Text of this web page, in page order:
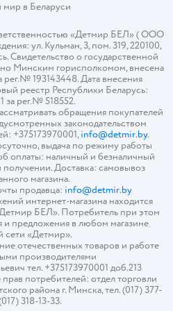
мир в Беларуси
«Детмир БЕЛ» ( ООО
ул. Кульман, 3, пом. 319, 220100,
Свидетельство о государственной
Минским горисполкомом, внесена
рег.№ 193143448. Дата внесения
реестр Республики Беларусь:
за рег.№ 518552.
обращения покупателей
законодательством
+375173970001,info@detmir.by.
выдача по режиму работы
оплаты: наличный и безналичный
получении. Доставка: самовывоз
магазина.
продавца: info@detmir.by
интернет-магазина находится
БЕЛ». Потребитель при этом
и предложения в любом магазине
сети «Детмир».
отечественных товаров и работе
производителями
тел. +375173970001 доб.213
потребителей: отдел торговли
района г. Минска, тел. (017) 377-
318-13-33.